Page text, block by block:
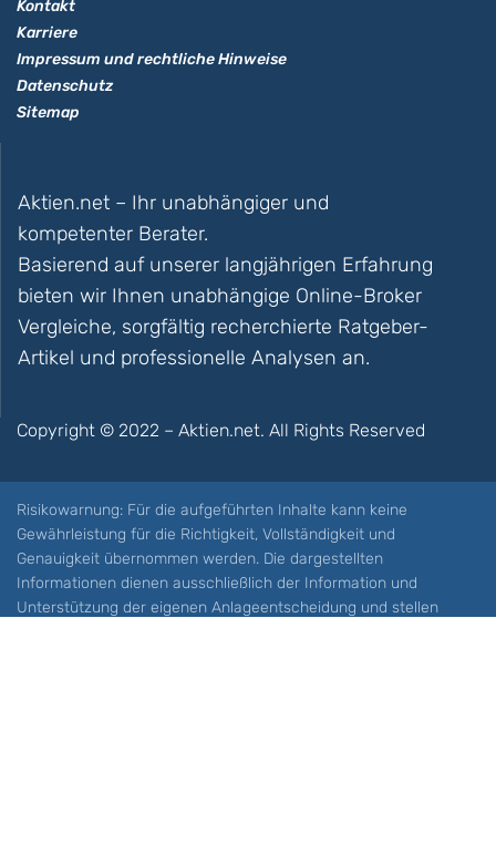
Kontakt
Karriere
Impressum und rechtliche Hinweise
Datenschutz
Sitemap
Aktien.net – Ihr unabhängiger und
kompetenter Berater.
Basierend auf unserer langjährigen Erfahrung
bieten wir Ihnen unabhängige Online-Broker
Vergleiche, sorgfältig recherchierte Ratgeber-
Artikel und professionelle Analysen an.
Copyright © 2022 – Aktien.net. All Rights Reserved
Risikowarnung: Für die aufgeführten Inhalte kann keine
Gewährleistung für die Richtigkeit, Vollständigkeit und
Genauigkeit übernommen werden. Die dargestellten
Informationen dienen ausschließlich der Information und
Unterstützung der eigenen Anlageentscheidung und stellen